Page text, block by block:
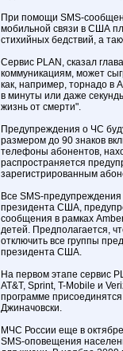
При помощи SMS-
мобильной связи в США
стихийных бедствий, а
Сервис PLAN, сказал
коммуникациям, может
как, например, торнадо в
в минуты или даже
жизнь от смерти".
Предупреждения о ЧС
размером до 90 знаков
телефоны абонентов,
распространяется
зарегистрированным
Все SMS-
президента США,
сообщения в рамках
детей. Предполагается,
отключить все группы
президента США.
На первом этапе сервис
AT&T, Sprint, T-Mobile и
программе
Джиначовски.
МЧС России еще в
SMS-оповещения